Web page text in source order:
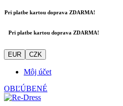
Pri platbe kartou doprava ZDARMA!
Pri platbe kartou doprava ZDARMA!
EUR CZK
Môj účet
OBĽÚBENÉ